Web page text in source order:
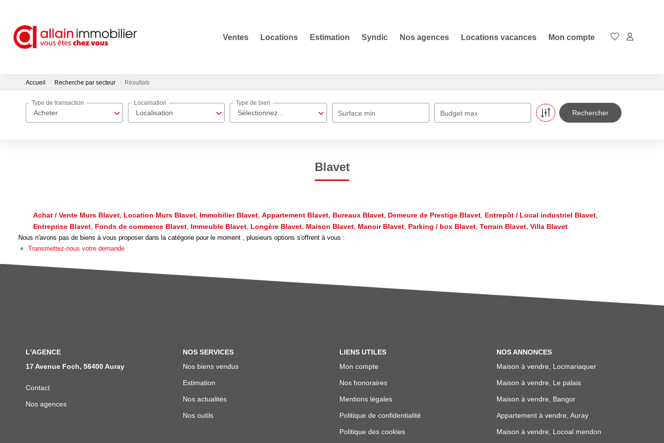
Ventes Locations Estimation Syndic Nos agences Locations vacances Mon compte
Accueil Recherche par secteur Résultats
Acheter
Type de transaction
Localisation
Localisation
Sélectionnez...
Type de bien
Surface min Budget max
Blavet
Achat / Vente Murs Blavet Location Murs Blavet Immobilier Blavet Appartement Blavet Bureaux Blavet Demeure de Prestige Blavet Entrepôt / Local industriel Blavet
Entreprise Blavet Fonds de commerce Blavet Immeuble Blavet Longère Blavet Maison Blavet Manoir Blavet Parking / box Blavet Terrain Blavet Villa Blavet
Nous n'avons pas de biens à vous proposer dans la catégorie pour le moment , plusieurs options s'offrent à vous :
Transmettez-nous votre demande
L'AGENCE
17 Avenue Foch, 56400 Auray
Contact
Nos agences
NOS SERVICES
Nos biens vendus
Estimation
Nos actualités
Nos outils
LIENS UTILES
Mon compte
Nos honoraires
Mentions légales
Politique de confidentialité
Politique des cookies
NOS ANNONCES
Maison à vendre, Locmariaquer
Maison à vendre, Le palais
Maison à vendre, Bangor
Appartement à vendre, Auray
Maison à vendre, Locoal mendon